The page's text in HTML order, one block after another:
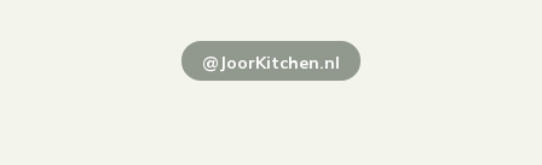
@JoorKitchen.nl